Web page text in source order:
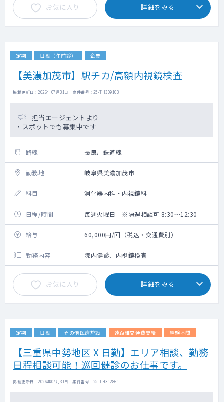
お気に入り 詳細をみる
定期 日勤（午前診） 企業
【美濃加茂市】駅チカ/高額内視鏡検査
掲載更新日 : 2026年07月31日 案件番号 : 25-TH309103
担当エージェントより
・スポットでも募集中です
路線 長良川鉄道線
勤務地 岐阜県美濃加茂市
科目 消化器内科・内視鏡科
日程/時間 毎週火曜日 ※隔週相談可 8:30～12:30
給与 60,000円/回（税込・交通費別）
勤務内容 院内健診、内視鏡検査
お気に入り 詳細をみる
定期 日勤 その他医療施設 遠距離交通費支給 経験不問
【三重県中勢地区 X 日勤】エリア相談、勤務
日程相談可能！巡回健診のお仕事です。
掲載更新日 : 2026年07月31日 案件番号 : 25-TH312861